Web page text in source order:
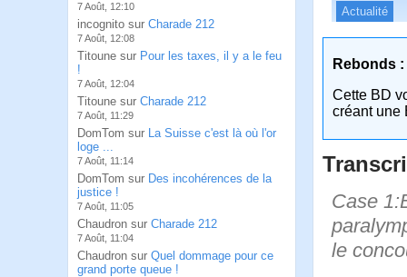
7 Août, 12:10
incognito sur Charade 212
7 Août, 12:08
Titoune sur Pour les taxes, il y a le feu
!
7 Août, 12:04
Titoune sur Charade 212
7 Août, 11:29
DomTom sur La Suisse c'est là où l'or
loge ...
7 Août, 11:14
DomTom sur Des incohérences de la
justice !
7 Août, 11:05
Chaudron sur Charade 212
7 Août, 11:04
Chaudron sur Quel dommage pour ce
grand porte queue !
Actualité
Rebonds :
Cette BD
créant une
Case
le